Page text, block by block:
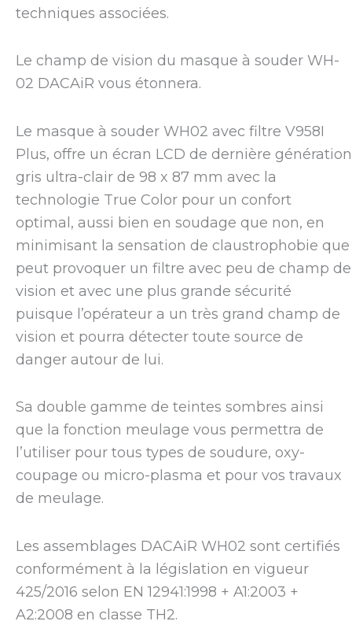
techniques associées.
Le champ de vision du masque à souder WH-
02 DACAiR vous étonnera.
Le masque à souder WH02 avec filtre V958I
Plus, offre un écran LCD de dernière génération
gris ultra-clair de 98 x 87 mm avec la
technologie True Color pour un confort
optimal, aussi bien en soudage que non, en
minimisant la sensation de claustrophobie que
peut provoquer un filtre avec peu de champ de
vision et avec une plus grande sécurité
puisque l’opérateur a un très grand champ de
vision et pourra détecter toute source de
danger autour de lui.
Sa double gamme de teintes sombres ainsi
que la fonction meulage vous permettra de
l’utiliser pour tous types de soudure, oxy-
coupage ou micro-plasma et pour vos travaux
de meulage.
Les assemblages DACAiR WH02 sont certifiés
conformément à la législation en vigueur
425/2016 selon EN 12941:1998 + A1:2003 +
A2:2008 en classe TH2.